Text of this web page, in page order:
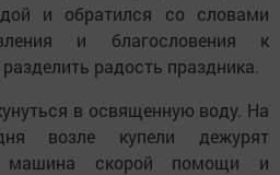
и обратился со словами
и благословения к
радость праздника.
в освященную воду. На
возле купели дежурят
машина скорой помощи и